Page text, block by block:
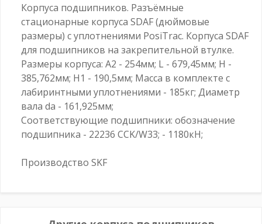
Корпуса подшипников. Разъёмные
стационарные корпуса SDAF (дюймовые
размеры) с уплотнениями PosiTrac. Корпуса SDAF
для подшипников на закрепительной втулке.
Размеры корпуса: A2 - 254мм; L - 679,45мм; H -
385,762мм; H1 - 190,5мм; Масса в комплекте с
лабиринтными уплотнениями - 185кг; Диаметр
вала da - 161,925мм;
Соответствующие подшипники: обозначение
подшипника - 22236 CCK/W33; - 1180кН;
Производство SKF